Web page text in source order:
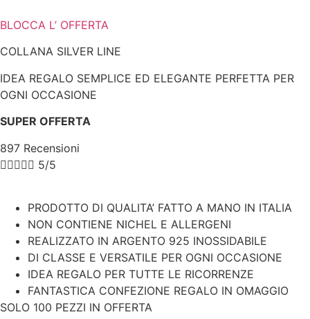
BLOCCA L’ OFFERTA
COLLANA SILVER LINE
IDEA REGALO SEMPLICE ED ELEGANTE PERFETTA PER
OGNI OCCASIONE
SUPER OFFERTA
897 Recensioni
 5/5
PRODOTTO DI QUALITA’ FATTO A MANO IN ITALIA
NON CONTIENE NICHEL E ALLERGENI
REALIZZATO IN ARGENTO 925 INOSSIDABILE
DI CLASSE E VERSATILE PER OGNI OCCASIONE
IDEA REGALO PER TUTTE LE RICORRENZE
FANTASTICA CONFEZIONE REGALO IN OMAGGIO
SOLO 100 PEZZI IN OFFERTA